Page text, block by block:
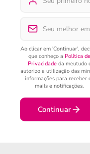
Ao clicar em 'Continuar',
que conheço a Política de
Privacidadeda meutudo
autorizo a utilização das
informações para receber
mails e notificações.
Continuar